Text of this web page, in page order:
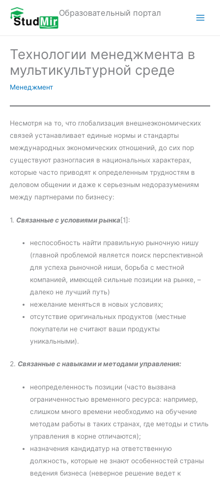
Перейти
содержимому
Образовательный портал
e
Технологии менеджмента в
мультикультурной среде
Менеджмент
Несмотря на то, что глобализация внешнеэкономических
связей устанавливает единые нормы и стандарты
международных экономических отношений, до сих пор
существуют разногласия в национальных характерах,
которые часто приводят к определенным трудностям в
деловом общении и даже к серьезным недоразумениям
между партнерами по бизнесу:
1. Связанные с условиями рынка[1]:
неспособность найти правильную рыночную нишу
(главной проблемой является поиск перспективной
для успеха рыночной ниши, борьба с местной
компанией, имеющей сильные позиции на рынке, –
далеко не лучший путь)
нежелание меняться в новых условиях;
отсутствие оригинальных продуктов (местные
покупатели не считают ваши продукты
уникальными).
2. Связанные с навыками и методами управления:
неопределенность позиции (часто вызвана
ограниченностью временного ресурса: например,
слишком много времени необходимо на обучение
методам работы в таких странах, где методы и стиль
управления в корне отличаются);
назначения кандидатур на ответственную
должность, которые не знают особенностей страны
ведения бизнеса (неверное решение ведет к